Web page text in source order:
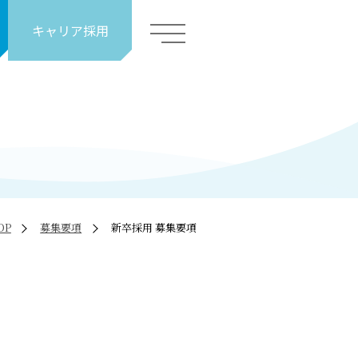
キャリア採用
募集要項 新卒採用 募集要項